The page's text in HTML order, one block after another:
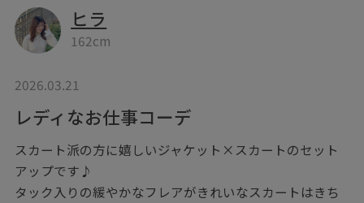
ヒラ
162cm
2026.03.21
レディなお仕事コーデ
スカート派の方に嬉しいジャケット×スカートのセット
アップです♪
タック入りの緩やかなフレアがきれいなスカートはきち